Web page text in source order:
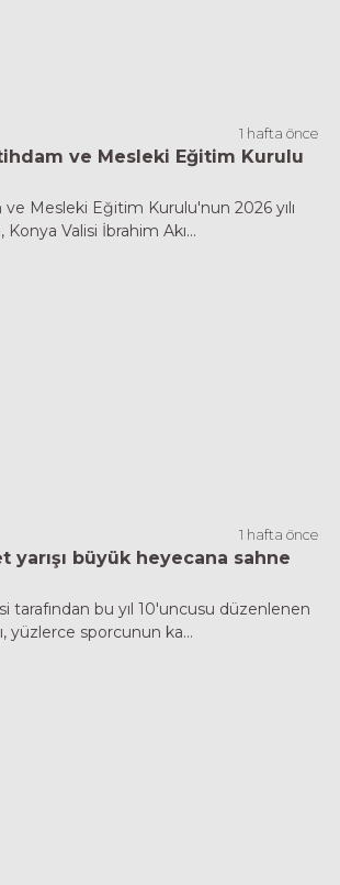
1 hafta önce
ve Mesleki Eğitim Kurulu
Mesleki Eğitim Kurulu'nun 2026 yılı
Konya Valisi İbrahim Akı...
1 hafta önce
yarışı büyük heyecana sahne
tarafından bu yıl 10'uncusu düzenlenen
yüzlerce sporcunun ka...